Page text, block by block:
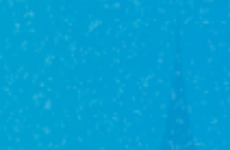
Башкортостан представлено
ипотечных программ с разными
Разобраться в нюансах и
вариант под индивидуальные
самостоятельно бывает
агентства недвижимости
выбрать вариант, который будет
вам.